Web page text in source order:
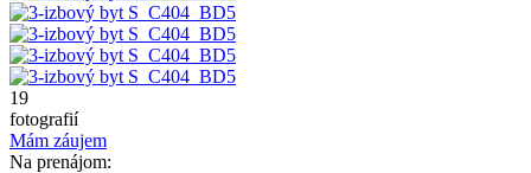
19
fotografií
Mám záujem
Na prenájom: